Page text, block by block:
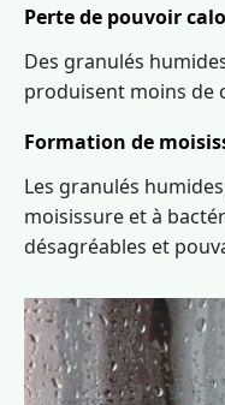
Perte de pouvoir
Des granulés
produisent moins de
Formation de
Les granulés
moisissure et à
désagréables et